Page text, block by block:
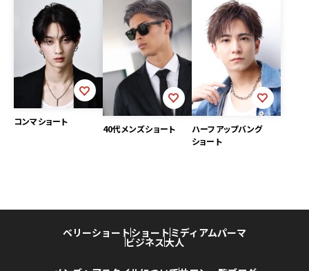
コンマショート
40代メンズショート
ハーフアップバング
ショート
ベリーショートショート ミディアムパーマ
ビジネス大人